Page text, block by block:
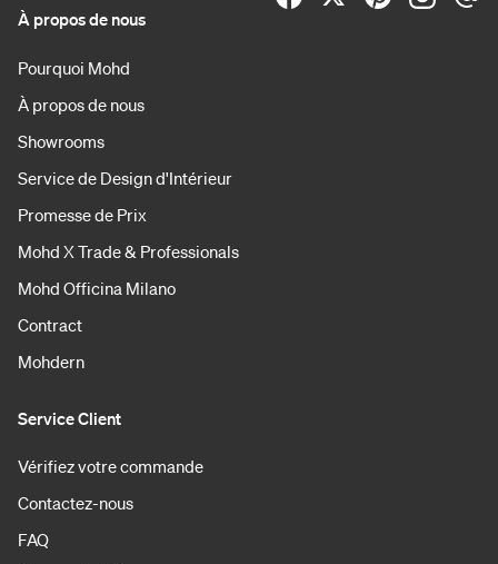
À propos de nous
Pourquoi Mohd
À propos de nous
Showrooms
Service de Design d'Intérieur
Promesse de Prix
Mohd X Trade & Professionals
Mohd Officina Milano
Contract
Mohdern
Service Client
Vérifiez votre commande
Contactez-nous
FAQ